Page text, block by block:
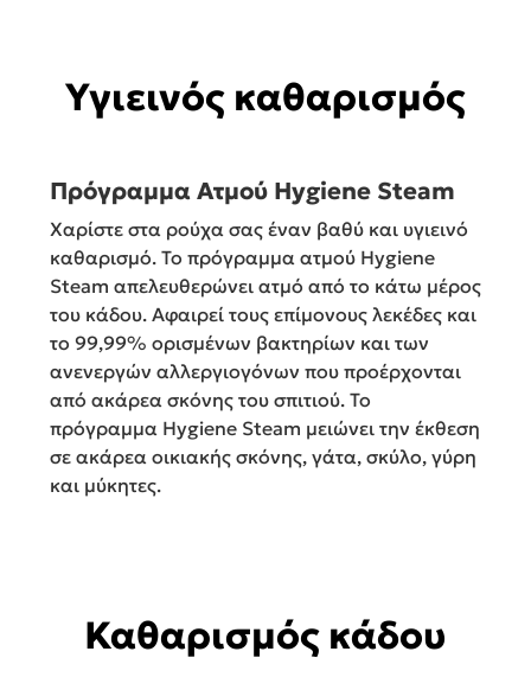
Υγιεινός καθαρισμός
Πρόγραμμα Ατμού Hygiene Steam
Χαρίστε στα ρούχα σας έναν βαθύ και υγιεινό
καθαρισμό. Το πρόγραμμα ατμού Hygiene
Steam απελευθερώνει ατμό από το κάτω μέρος
του κάδου. Αφαιρεί τους επίμονους λεκέδες και
το 99,99% ορισμένων βακτηρίων και των
ανενεργών αλλεργιογόνων που προέρχονται
από ακάρεα σκόνης του σπιτιού. Το
πρόγραμμα Hygiene Steam μειώνει την έκθεση
σε ακάρεα οικιακής σκόνης, γάτα, σκύλο, γύρη
και μύκητες.
Καθαρισμός κάδου